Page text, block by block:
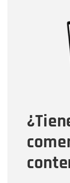
Correo
Tipo de
Mensaje